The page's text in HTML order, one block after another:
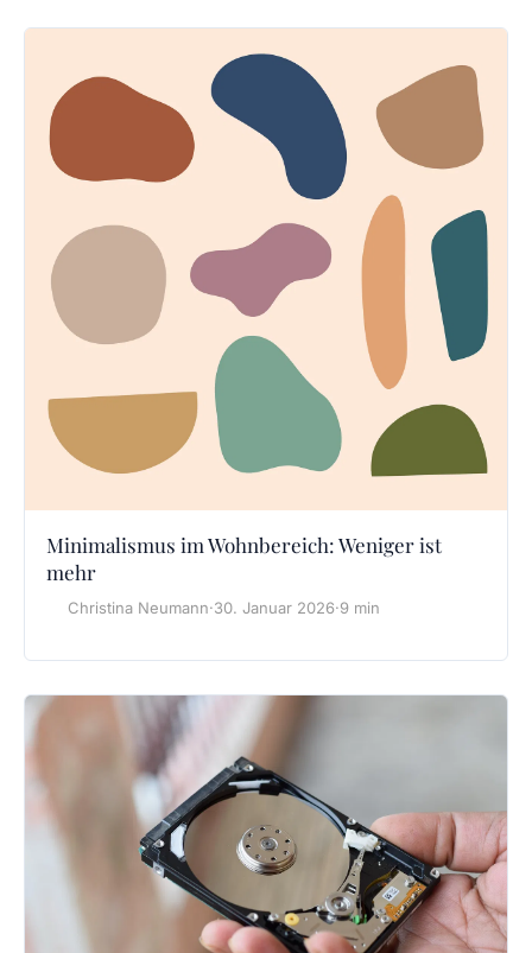
Minimalismus im Wohnbereich: Weniger ist
mehr
Christina Neumann·30. Januar 2026·9 min